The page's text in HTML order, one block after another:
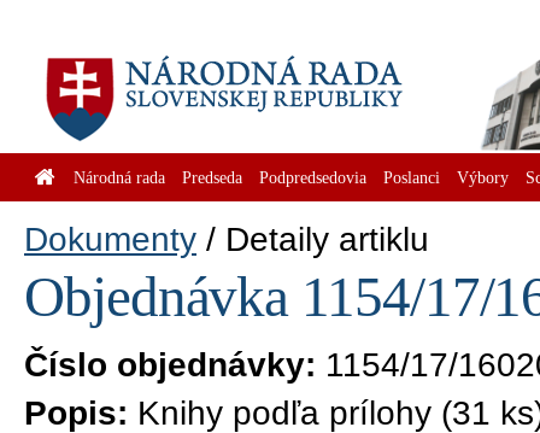
Národná rada Predseda Podpredsedovia Poslanci Výbory
Dokumenty Detaily artiklu
Objednávka 1154/17/
Číslo objednávky: 1154/17/
Popis: Knihy podľa prílohy (31